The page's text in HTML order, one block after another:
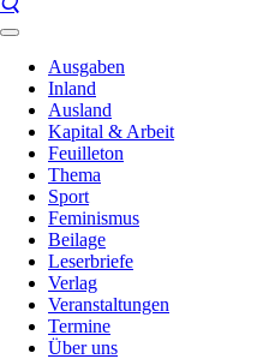
Ausgaben
Inland
Ausland
Kapital & Arbeit
Feuilleton
Thema
Sport
Feminismus
Beilage
Leserbriefe
Verlag
Veranstaltungen
Termine
Über uns